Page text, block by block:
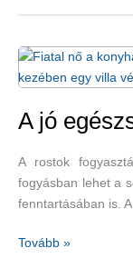
A jó
A rostok
fogyásban lehet a
fenntartásában is.
A
Tovább »